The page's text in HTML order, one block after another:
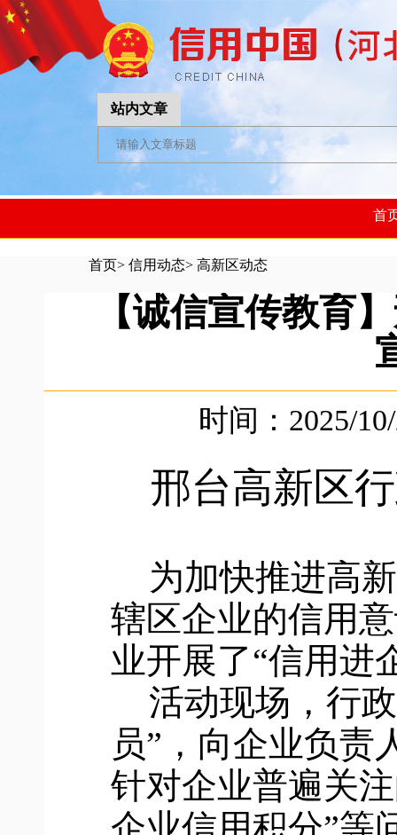
站内文章
首
首页> 信用动态> 高新区动态
【诚信宣传教育
时间：2025/
邢台高新区
为加快推进高
辖区企业的信用
业开展了“信用进
活动现场，行
员”，向企业负责
针对企业普遍关